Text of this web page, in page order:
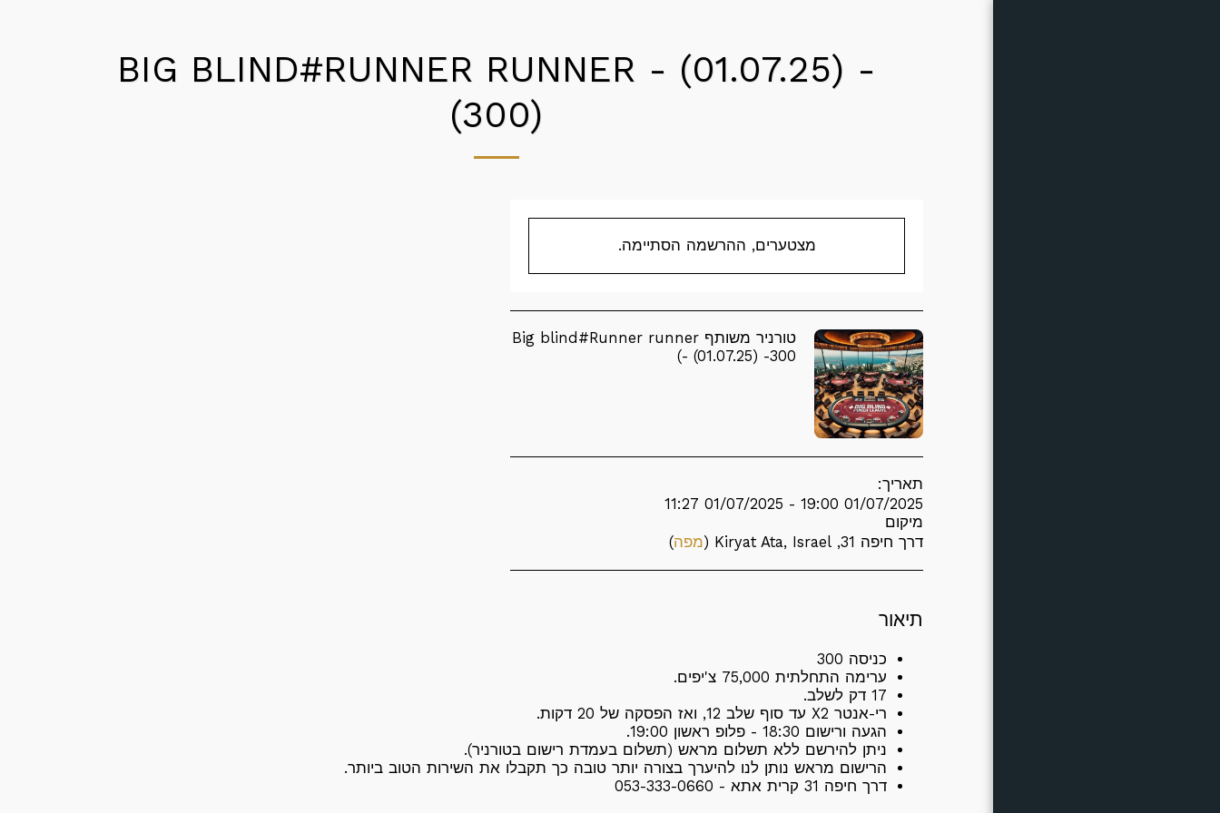
BIG BLIND#RUNNER RUNNER - (01.07.25) -
(300)
מצטערים, ההרשמה הסתיימה.
טורניר משותף Big blind#Runner runner
- (01.07.25) -300)
תאריך:
01/07/2025 19:00 - 01/07/2025 11:27
מיקום
דרך חיפה 31, Kiryat Ata, Israel (
מפה)
תיאור
כניסה 300
ערימה התחלתית 75,000 צ'יפים.
17 דק לשלב.
רי-אנטר X2 עד סוף שלב 12, ואז הפסקה של 20 דקות.
הגעה ורישום 18:30 - פלופ ראשון 19:00.
ניתן להירשם ללא תשלום מראש (תשלום בעמדת רישום בטורניר).
הרישום מראש נותן לנו להיערך בצורה יותר טובה כך תקבלו את השירות הטוב ביותר.
דרך חיפה 31 קרית אתא - 053-333-0660